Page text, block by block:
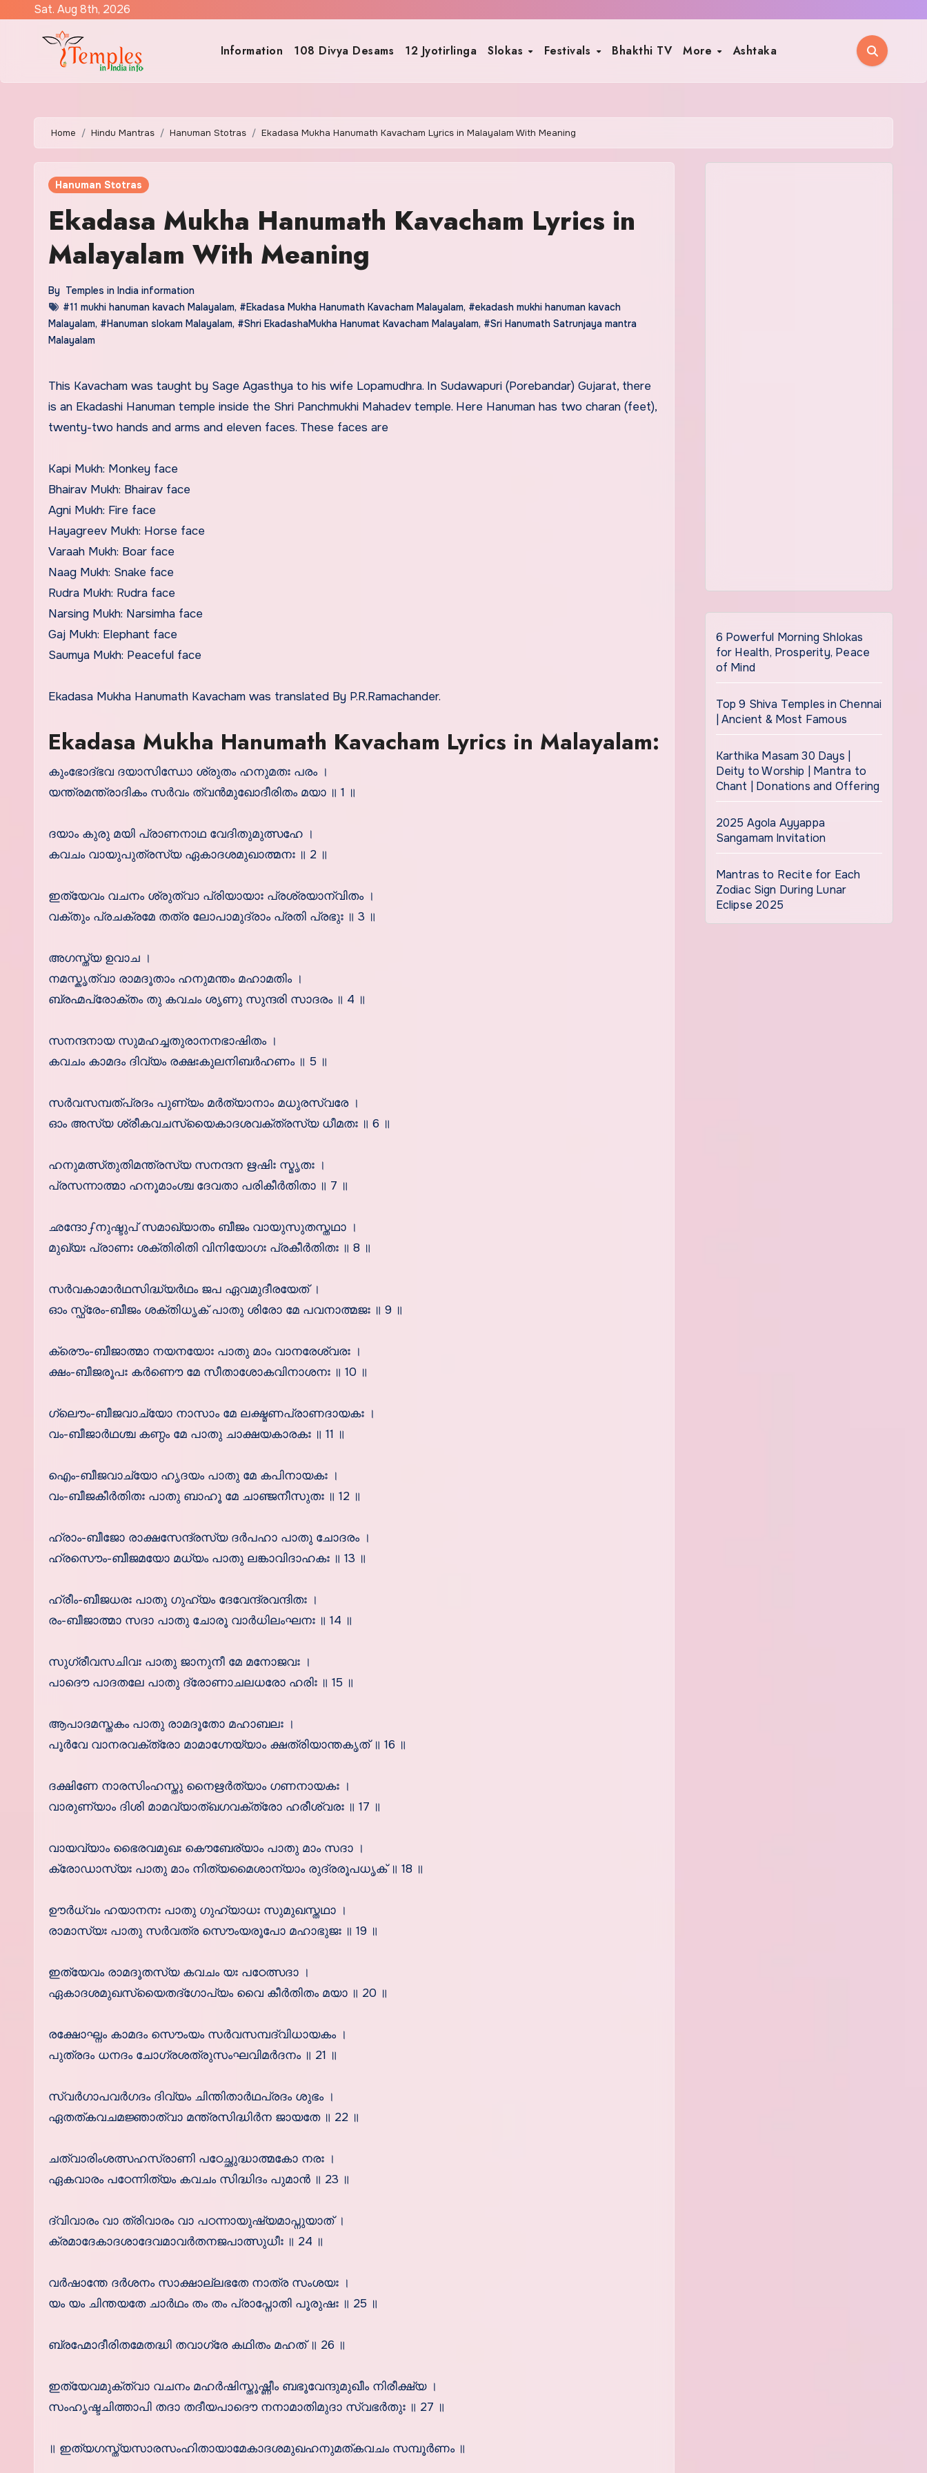
Sat. Aug 8th, 2026
Information 108 Divya Desams 12 Jyotirlinga Slokas Festivals Bhakthi TV More Ashtaka
Home Hindu Mantras Hanuman Stotras Ekadasa Mukha Hanumath Kavacham Lyrics in Malayalam With Meaning
Hanuman Stotras
Ekadasa Mukha Hanumath Kavacham Lyrics in
Malayalam With Meaning
By Temples in India information
#11 mukhi hanuman kavach Malayalam, #Ekadasa Mukha Hanumath Kavacham Malayalam, #ekadash mukhi hanuman kavach
Malayalam, #Hanuman slokam Malayalam, #Shri EkadashaMukha Hanumat Kavacham Malayalam, #Sri Hanumath Satrunjaya mantra
Malayalam
This Kavacham was taught by Sage Agasthya to his wife Lopamudhra. In Sudawapuri (Porebandar) Gujarat, there
is an Ekadashi Hanuman temple inside the Shri Panchmukhi Mahadev temple. Here Hanuman has two charan (feet),
twenty-two hands and arms and eleven faces. These faces are
Kapi Mukh: Monkey face
Bhairav Mukh: Bhairav face
Agni Mukh: Fire face
Hayagreev Mukh: Horse face
Varaah Mukh: Boar face
Naag Mukh: Snake face
Rudra Mukh: Rudra face
Narsing Mukh: Narsimha face
Gaj Mukh: Elephant face
Saumya Mukh: Peaceful face
Ekadasa Mukha Hanumath Kavacham was translated By P.R.Ramachander.
Ekadasa Mukha Hanumath Kavacham Lyrics in Malayalam:
കുംഭോദ്ഭവ ദയാസിന്ധോ ശ്രുതം ഹനുമതഃ പരം ।
യന്ത്രമന്ത്രാദികം സര്‍വം ത്വന്‍മുഖോദീരിതം മയാ ॥ 1 ॥
ദയാം കുരു മയി പ്രാണനാഥ വേദിതുമുത്സഹേ ।
കവചം വായുപുത്രസ്യ ഏകാദശമുഖാത്മനഃ ॥ 2 ॥
ഇത്യേവം വചനം ശ്രുത്വാ പ്രിയായാഃ പ്രശ്രയാന്വിതം ।
വക്തും പ്രചക്രമേ തത്ര ലോപാമുദ്രാം പ്രതി പ്രഭുഃ ॥ 3 ॥
അഗസ്ത്യ ഉവാച ।
നമസ്കൃത്വാ രാമദൂതാം ഹനുമന്തം മഹാമതിം ।
ബ്രഹ്മപ്രോക്തം തു കവചം ശൃണു സുന്ദരി സാദരം ॥ 4 ॥
സനന്ദനായ സുമഹച്ചതുരാനനഭാഷിതം ।
കവചം കാമദം ദിവ്യം രക്ഷഃകുലനിബര്‍ഹണം ॥ 5 ॥
സര്‍വസമ്പത്പ്രദം പുണ്യം മര്‍ത്യാനാം മധുരസ്വരേ ।
ഓം അസ്യ ശ്രീകവചസ്യൈകാദശവക്ത്രസ്യ ധീമതഃ ॥ 6 ॥
ഹനുമത്സ്തുതിമന്ത്രസ്യ സനന്ദന ഋഷിഃ സ്മൃതഃ ।
പ്രസന്നാത്മാ ഹനൂമാംശ്ച ദേവതാ പരികീര്‍തിതാ ॥ 7 ॥
ഛന്ദോഽനുഷ്ടുപ് സമാഖ്യാതം ബീജം വായുസുതസ്തഥാ ।
മുഖ്യഃ പ്രാണഃ ശക്തിരിതി വിനിയോഗഃ പ്രകീര്‍തിതഃ ॥ 8 ॥
സര്‍വകാമാര്‍ഥസിദ്ധ്യര്‍ഥം ജപ ഏവമുദീരയേത് ।
ഓം സ്ഫ്രേം-ബീജം ശക്തിധൃക് പാതു ശിരോ മേ പവനാത്മജഃ ॥ 9 ॥
ക്രൌം-ബീജാത്മാ നയനയോഃ പാതു മാം വാനരേശ്വരഃ ।
ക്ഷം-ബീജരൂപഃ കര്‍ണൌ മേ സീതാശോകവിനാശനഃ ॥ 10 ॥
ഗ്ലൌം-ബീജവാച്യോ നാസാം മേ ലക്ഷ്മണപ്രാണദായകഃ ।
വം-ബീജാര്‍ഥശ്ച കണ്ഠം മേ പാതു ചാക്ഷയകാരകഃ ॥ 11 ॥
ഐം-ബീജവാച്യോ ഹൃദയം പാതു മേ കപിനായകഃ ।
വം-ബീജകീര്‍തിതഃ പാതു ബാഹൂ മേ ചാഞ്ജനീസുതഃ ॥ 12 ॥
ഹ്രാം-ബീജോ രാക്ഷസേന്ദ്രസ്യ ദര്‍പഹാ പാതു ചോദരം ।
ഹ്രസൌം-ബീജമയോ മധ്യം പാതു ലങ്കാവിദാഹകഃ ॥ 13 ॥
ഹ്രീം-ബീജധരഃ പാതു ഗുഹ്യം ദേവേന്ദ്രവന്ദിതഃ ।
രം-ബീജാത്മാ സദാ പാതു ചോരൂ വാര്‍ധിലംഘനഃ ॥ 14 ॥
സുഗ്രീവസചിവഃ പാതു ജാനുനീ മേ മനോജവഃ ।
പാദൌ പാദതലേ പാതു ദ്രോണാചലധരോ ഹരിഃ ॥ 15 ॥
ആപാദമസ്തകം പാതു രാമദൂതോ മഹാബലഃ ।
പൂര്‍വേ വാനരവക്ത്രോ മാമാഗ്നേയ്യാം ക്ഷത്രിയാന്തകൃത് ॥ 16 ॥
ദക്ഷിണേ നാരസിംഹസ്തു നൈഋര്‍ത്യാം ഗണനായകഃ ।
വാരുണ്യാം ദിശി മാമവ്യാത്ഖഗവക്ത്രോ ഹരീശ്വരഃ ॥ 17 ॥
വായവ്യാം ഭൈരവമുഖഃ കൌബേര്യാം പാതു മാം സദാ ।
ക്രോഡാസ്യഃ പാതു മാം നിത്യമൈശാന്യാം രുദ്രരൂപധൃക് ॥ 18 ॥
ഊര്‍ധ്വം ഹയാനനഃ പാതു ഗുഹ്യാധഃ സുമുഖസ്തഥാ ।
രാമാസ്യഃ പാതു സര്‍വത്ര സൌംയരൂപോ മഹാഭുജഃ ॥ 19 ॥
ഇത്യേവം രാമദൂതസ്യ കവചം യഃ പഠേത്സദാ ।
ഏകാദശമുഖസ്യൈതദ്ഗോപ്യം വൈ കീര്‍തിതം മയാ ॥ 20 ॥
രക്ഷോഘ്നം കാമദം സൌംയം സര്‍വസമ്പദ്വിധായകം ।
പുത്രദം ധനദം ചോഗ്രശത്രുസംഘവിമര്‍ദനം ॥ 21 ॥
സ്വര്‍ഗാപവര്‍ഗദം ദിവ്യം ചിന്തിതാര്‍ഥപ്രദം ശുഭം ।
ഏതത്കവചമജ്ഞാത്വാ മന്ത്രസിദ്ധിര്‍ന ജായതേ ॥ 22 ॥
ചത്വാരിംശത്സഹസ്രാണി പഠേച്ഛുദ്ധാത്മകോ നരഃ ।
ഏകവാരം പഠേന്നിത്യം കവചം സിദ്ധിദം പുമാന്‍ ॥ 23 ॥
ദ്വിവാരം വാ ത്രിവാരം വാ പഠന്നായുഷ്യമാപ്നുയാത് ।
ക്രമാദേകാദശാദേവമാവര്‍തനജപാത്സുധീഃ ॥ 24 ॥
വര്‍ഷാന്തേ ദര്‍ശനം സാക്ഷാല്ലഭതേ നാത്ര സംശയഃ ।
യം യം ചിന്തയതേ ചാര്‍ഥം തം തം പ്രാപ്നോതി പൂരുഷഃ ॥ 25 ॥
ബ്രഹ്മോദീരിതമേതദ്ധി തവാഗ്രേ കഥിതം മഹത് ॥ 26 ॥
ഇത്യേവമുക്ത്വാ വചനം മഹര്‍ഷിസ്തൂഷ്ണീം ബഭൂവേന്ദുമുഖീം നിരീക്ഷ്യ ।
സംഹൃഷ്ടചിത്താപി തദാ തദീയപാദൌ നനാമാതിമുദാ സ്വഭര്‍തുഃ ॥ 27 ॥
॥ ഇത്യഗസ്ത്യസാരസംഹിതായാമേകാദശമുഖഹനുമത്കവചം സമ്പൂര്‍ണം ॥
6 Powerful Morning Shlokas
for Health, Prosperity, Peace
of Mind
Top 9 Shiva Temples in Chennai
| Ancient & Most Famous
Karthika Masam 30 Days |
Deity to Worship | Mantra to
Chant | Donations and Offering
2025 Agola Ayyappa
Sangamam Invitation
Mantras to Recite for Each
Zodiac Sign During Lunar
Eclipse 2025